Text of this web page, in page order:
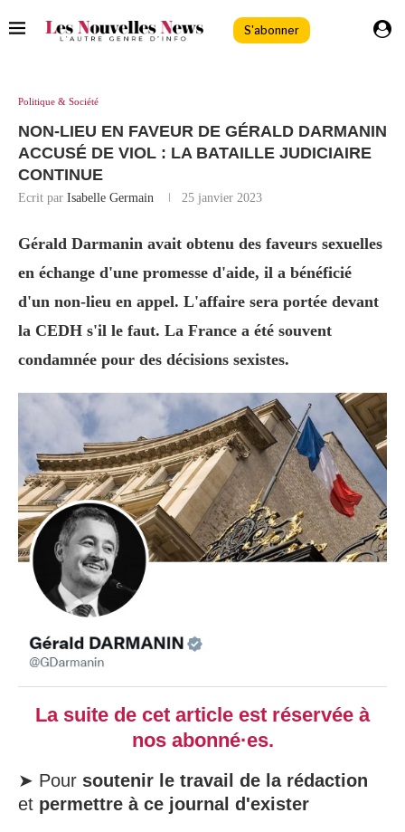
S'abonner
Politique & Société
NON-LIEU EN FAVEUR DE GÉRALD DARMANIN
ACCUSÉ DE VIOL : LA BATAILLE JUDICIAIRE
CONTINUE
Ecrit par Isabelle Germain 25 janvier 2023
Gérald Darmanin avait obtenu des faveurs sexuelles
en échange d'une promesse d'aide, il a bénéficié
d'un non-lieu en appel. L'affaire sera portée devant
la CEDH s'il le faut. La France a été souvent
condamnée pour des décisions sexistes.
La suite de cet article est réservée à
nos abonné·es.
➤ Pour soutenir le travail de la rédaction
et permettre à ce journal d'exister